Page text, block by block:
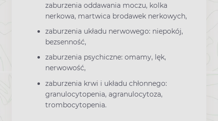
zaburzenia oddawania moczu, kolka
nerkowa, martwica brodawek nerkowych,
zaburzenia układu nerwowego: niepokój,
bezsenność,
zaburzenia psychiczne: omamy, lęk,
nerwowość,
zaburzenia krwi i układu chłonnego:
granulocytopenia, agranulocytoza,
trombocytopenia.